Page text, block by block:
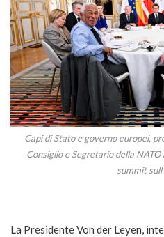
Capi di Stato e governo europei,
Consiglio e Segretario della
summit
La Presidente Von der Leyen,